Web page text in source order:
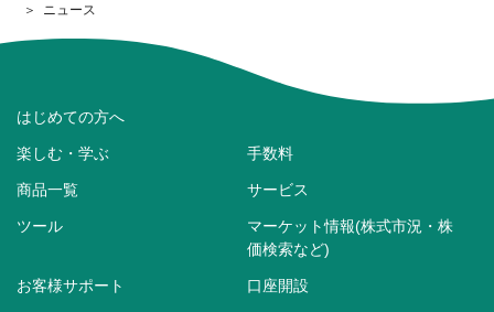
ニュース
はじめての方へ
楽しむ・学ぶ 手数料
商品一覧 サービス
ツール
マーケット情報(株式市況・株
価検索など)
お客様サポート 口座開設